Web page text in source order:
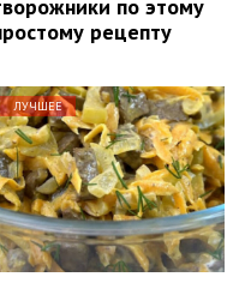
по этому
рецепту
ЛУЧШЕЕ